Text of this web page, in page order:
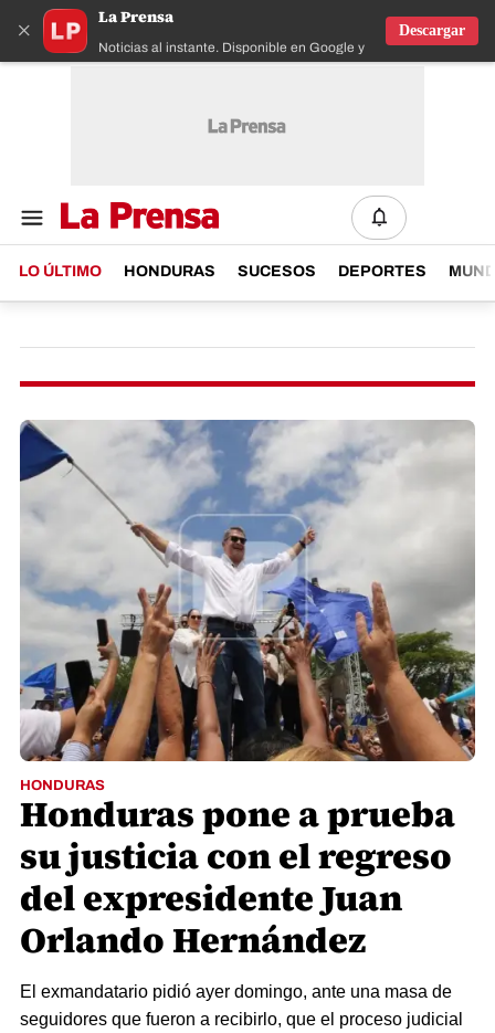
×
La Prensa
Noticias al instante. Disponible en Google y IOS
Descargar
LO ÚLTIMO HONDURAS SUCESOS DEPORTES
HONDURAS
Honduras pone a prueba
su justicia con el regreso
del expresidente Juan
Orlando Hernández
El exmandatario pidió ayer domingo, ante una masa de
seguidores que fueron a recibirlo, que el proceso judicial